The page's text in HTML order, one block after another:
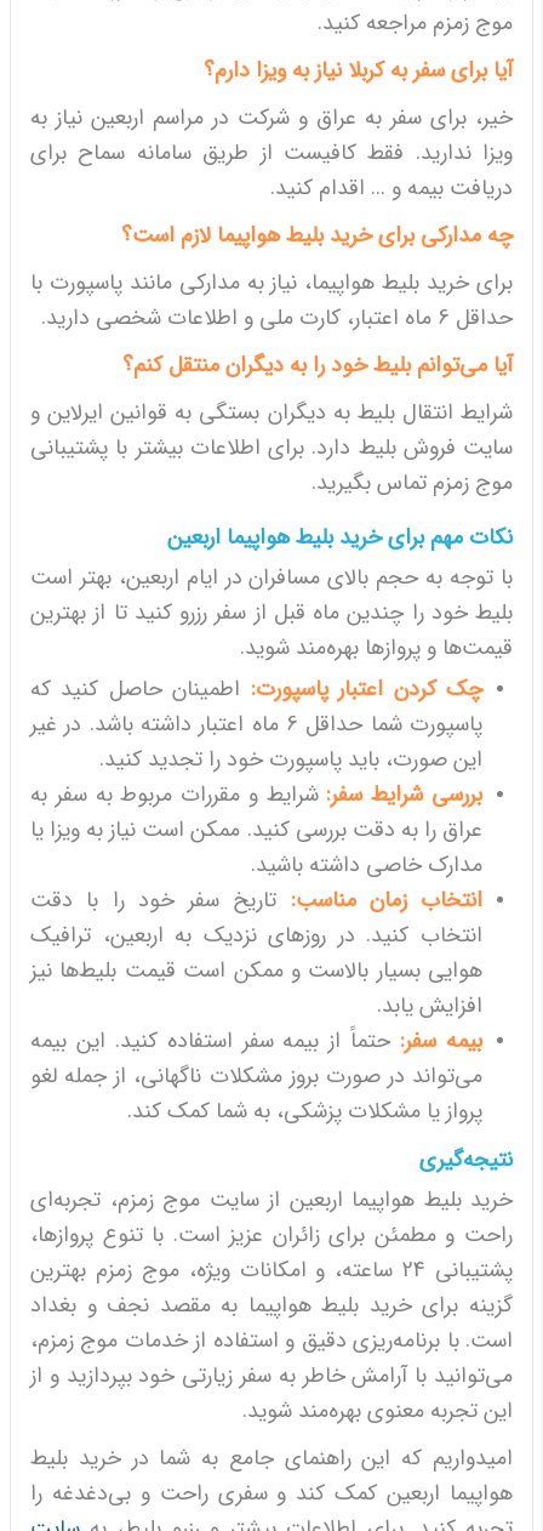
موج زمزم مراجعه کنید.
آیا برای سفر به کربلا نیاز به ویزا دارم؟
خیر، برای سفر به عراق و شرکت در مراسم اربعین نیاز به
ویزا ندارید. فقط کافیست از طریق سامانه سماح برای
دریافت بیمه و ... اقدام کنید.
چه مدارکی برای خرید بلیط هواپیما لازم است؟
برای خرید بلیط هواپیما، نیاز به مدارکی مانند پاسپورت با
حداقل 6 ماه اعتبار، کارت ملی و اطلاعات شخصی دارید.
آیا می‌توانم بلیط خود را به دیگران منتقل کنم؟
شرایط انتقال بلیط به دیگران بستگی به قوانین ایرلاین و
سایت فروش بلیط دارد. برای اطلاعات بیشتر با پشتیبانی
موج زمزم تماس بگیرید.
نکات مهم برای خرید بلیط هواپیما اربعین
با توجه به حجم بالای مسافران در ایام اربعین، بهتر است
بلیط خود را چندین ماه قبل از سفر رزرو کنید تا از بهترین
قیمت‌ها و پروازها بهره‌مند شوید.
چک کردن اعتبار پاسپورت: اطمینان حاصل کنید که
پاسپورت شما حداقل 6 ماه اعتبار داشته باشد. در غیر
این صورت، باید پاسپورت خود را تجدید کنید.
بررسی شرایط سفر: شرایط و مقررات مربوط به سفر به
عراق را به دقت بررسی کنید. ممکن است نیاز به ویزا یا
مدارک خاصی داشته باشید.
انتخاب زمان مناسب: تاریخ سفر خود را با دقت
انتخاب کنید. در روزهای نزدیک به اربعین، ترافیک
هوایی بسیار بالاست و ممکن است قیمت بلیط‌ها نیز
افزایش یابد.
بیمه سفر: حتماً از بیمه سفر استفاده کنید. این بیمه
می‌تواند در صورت بروز مشکلات ناگهانی، از جمله لغو
پرواز یا مشکلات پزشکی، به شما کمک کند.
نتیجه‌گیری
خرید بلیط هواپیما اربعین از سایت موج زمزم، تجربه‌ای
راحت و مطمئن برای زائران عزیز است. با تنوع پروازها،
پشتیبانی 24 ساعته، و امکانات ویژه، موج زمزم بهترین
گزینه برای خرید بلیط هواپیما به مقصد نجف و بغداد
است. با برنامه‌ریزی دقیق و استفاده از خدمات موج زمزم،
می‌توانید با آرامش خاطر به سفر زیارتی خود بپردازید و از
این تجربه معنوی بهره‌مند شوید.
امیدواریم که این راهنمای جامع به شما در خرید بلیط
هواپیما اربعین کمک کند و سفری راحت و بی‌دغدغه را